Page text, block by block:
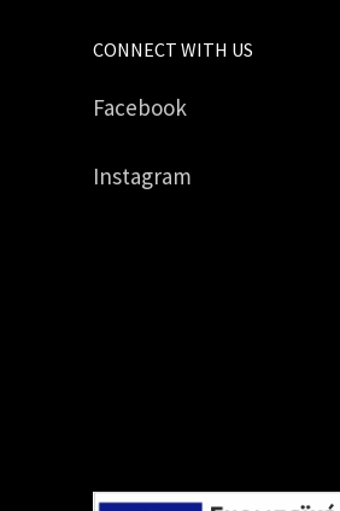
CONNECT WITH US
Facebook
Instagram